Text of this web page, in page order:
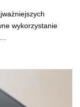
wykorzystanie